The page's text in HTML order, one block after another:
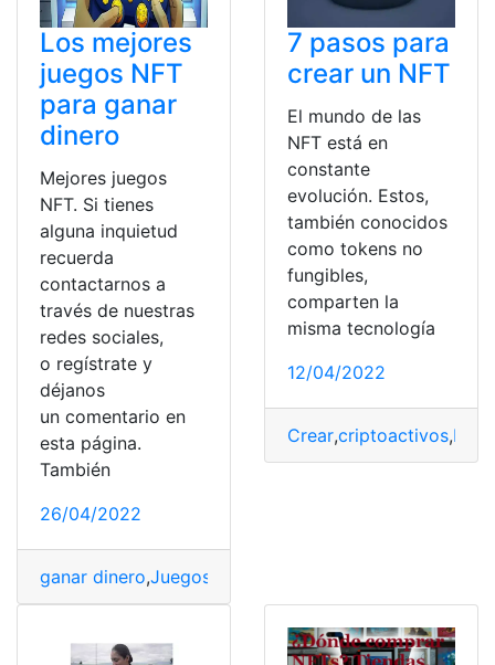
Los mejores
juegos NFT
para ganar
dinero
Mejores juegos
NFT. Si tienes
alguna inquietud
recuerda
contactarnos a
través de nuestras
redes sociales,
o regístrate y
déjanos
un comentario en
esta página.
También
26/04/2022
ganar dinero,Juegos
7 pasos para
crear un NFT
El mundo de las
NFT está en
constante
evolución. Estos,
también conocidos
como tokens no
fungibles,
comparten la
misma tecnología
12/04/2022
Crear,criptoactivos,